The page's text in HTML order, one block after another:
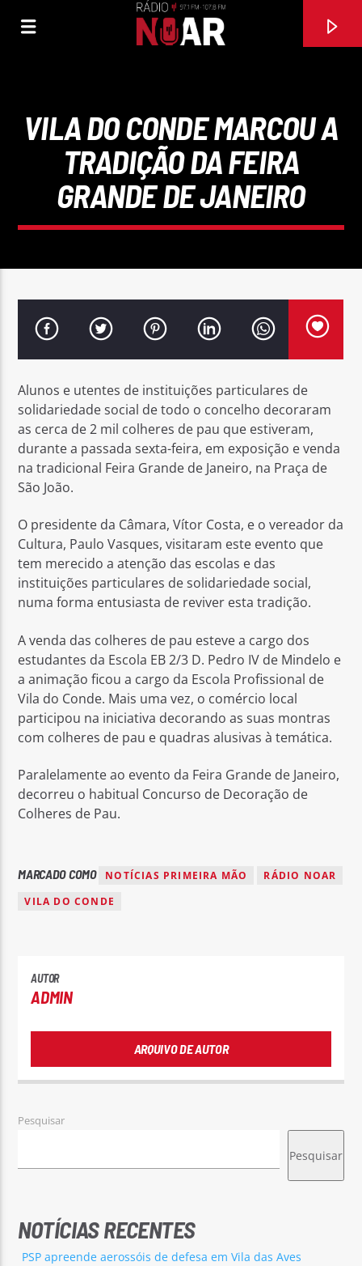
LEVA-ME Á LUA
Rádio No ar
VILA DO CONDE MARCOU A
TRADIÇÃO DA FEIRA
GRANDE DE JANEIRO
Alunos e utentes de instituições particulares de
solidariedade social de todo o concelho decoraram
as cerca de 2 mil colheres de pau que estiveram,
durante a passada sexta-feira, em exposição e venda
na tradicional Feira Grande de Janeiro, na Praça de
São João.
O presidente da Câmara, Vítor Costa, e o vereador da
Cultura, Paulo Vasques, visitaram este evento que
tem merecido a atenção das escolas e das
instituições particulares de solidariedade social,
numa forma entusiasta de reviver esta tradição.
A venda das colheres de pau esteve a cargo dos
estudantes da Escola EB 2/3 D. Pedro IV de Mindelo e
a animação ficou a cargo da Escola Profissional de
Vila do Conde. Mais uma vez, o comércio local
participou na iniciativa decorando as suas montras
com colheres de pau e quadras alusivas à temática.
Paralelamente ao evento da Feira Grande de Janeiro,
decorreu o habitual Concurso de Decoração de
Colheres de Pau.
MARCADO COMO NOTÍCIAS PRIMEIRA MÃO
RÁDIO NOAR
VILA DO CONDE
AUTOR
ADMIN
ARQUIVO DE AUTOR
Pesquisar
Pesquisar
NOTÍCIAS RECENTES
PSP apreende aerossóis de defesa em Vila das Aves